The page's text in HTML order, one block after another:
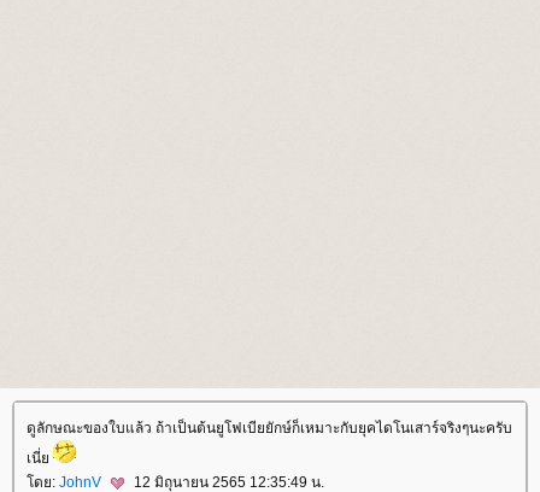
ดูลักษณะของใบแล้ว ถ้าเป็นต้นยูโฟเบียยักษ์ก็เหมาะกับยุคไดโนเสาร์จริงๆนะครับ
เนี่
ดย: JohnV 12 มิถุนายน 2565 12:35:49 น.